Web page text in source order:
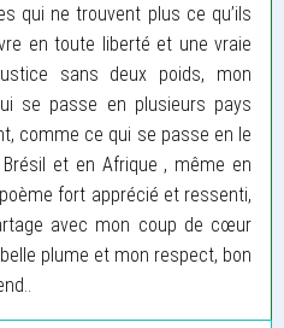
qui ne trouvent plus ce qu’ils
en toute liberté et une vraie
sans deux poids, mon
se passe en plusieurs pays
comme ce qui se passe en le
et en Afrique , même en
fort apprécié et ressenti,
avec mon coup de cœur
plume et mon respect, bon